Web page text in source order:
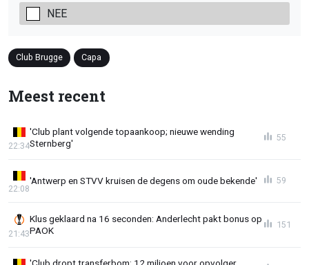
NEE
Club Brugge Capa
Meest recent
'Club plant volgende topaankoop; nieuwe wending
Sternberg'
22:34
55
'Antwerp en STVV kruisen de degens om oude bekende'
22:08
59
Klus geklaard na 16 seconden: Anderlecht pakt bonus op
PAOK
21:43
151
'Club dropt transferbom: 12 miljoen voor opvolger